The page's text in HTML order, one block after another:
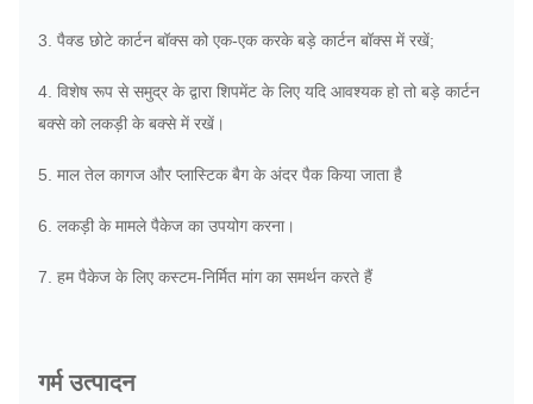
3. पैक्ड छोटे कार्टन बॉक्स को एक-एक करके बड़े कार्टन बॉक्स में रखें;
4. विशेष रूप से समुद्र के द्वारा शिपमेंट के लिए यदि आवश्यक हो तो बड़े कार्टन
बक्से को लकड़ी के बक्से में रखें।
5. माल तेल कागज और प्लास्टिक बैग के अंदर पैक किया जाता है
6. लकड़ी के मामले पैकेज का उपयोग करना।
7. हम पैकेज के लिए कस्टम-निर्मित मांग का समर्थन करते हैं
गर्म उत्पादन